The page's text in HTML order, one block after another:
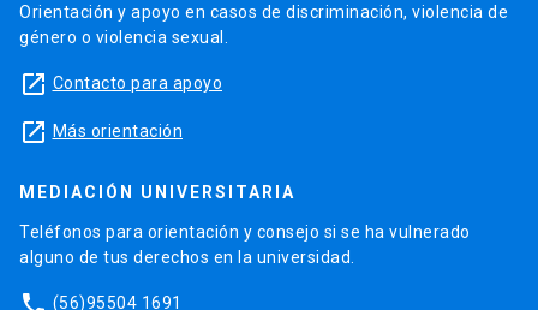
Orientación y apoyo en casos de discriminación, violencia de
género o violencia sexual.
launch Contacto para apoyo
launch Más orientación
MEDIACIÓN UNIVERSITARIA
Teléfonos para orientación y consejo si se ha vulnerado
alguno de tus derechos en la universidad.
(56)95504 1691